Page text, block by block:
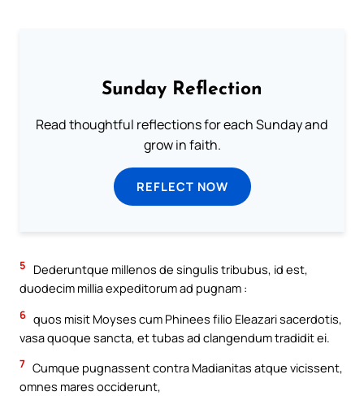
Sunday Reflection
Read thoughtful reflections for each Sunday and
grow in faith.
REFLECT NOW
5
Dederuntque millenos de singulis tribubus, id est,
duodecim millia expeditorum ad pugnam :
6 quos misit Moyses cum Phinees filio Eleazari sacerdotis,
vasa quoque sancta, et tubas ad clangendum tradidit ei.
7 Cumque pugnassent contra Madianitas atque vicissent,
omnes mares occiderunt,